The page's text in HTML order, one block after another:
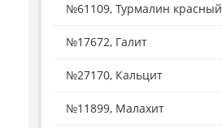
№61109, Турмалин красный
№17672, Галит
№27170, Кальцит
№11899, Малахит